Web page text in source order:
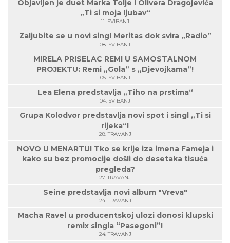
Objavljen je duet Marka Tolje i Olivera Dragojevića
„Ti si moja ljubav“
11. SVIBANJ
Zaljubite se u novi singl Meritas dok svira „Radio”
08. SVIBANJ
MIRELA PRISELAC REMI U SAMOSTALNOM
PROJEKTU: Remi „Gola” s „Djevojkama”!
05. SVIBANJ
Lea Elena predstavlja „Tiho na prstima“
04. SVIBANJ
Grupa Kolodvor predstavlja novi spot i singl „Ti si
rijeka“!
28. TRAVANJ
NOVO U MENARTU! Tko se krije iza imena Fameja i
kako su bez promocije došli do desetaka tisuća
pregleda?
27. TRAVANJ
Seine predstavlja novi album "Vreva"
24. TRAVANJ
Macha Ravel u producentskoj ulozi donosi klupski
remix singla “Pasegoni”!
24. TRAVANJ